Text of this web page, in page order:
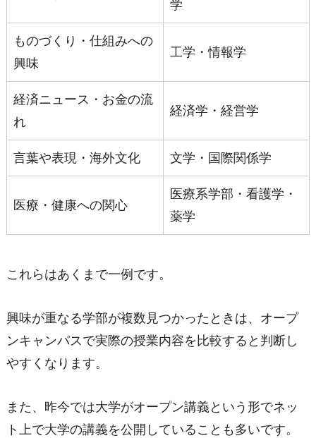
学
ものづくり・仕組みへの
興味
工学・情報学
経済ニュース・お金の流
れ
経済学・経営学
言葉や表現・海外文化 文学・国際関係学
医療・健康への関心
医療系学部・看護学・
薬学
これらはあくまで一例です。
興味が重なる学部が複数見つかったときは、オープ
ンキャンパスで実際の授業内容を比較すると判断し
やすくなります。
また、昨今では大学がオープン講義という形でネッ
ト上で大学の講義を公開していることも多いです。